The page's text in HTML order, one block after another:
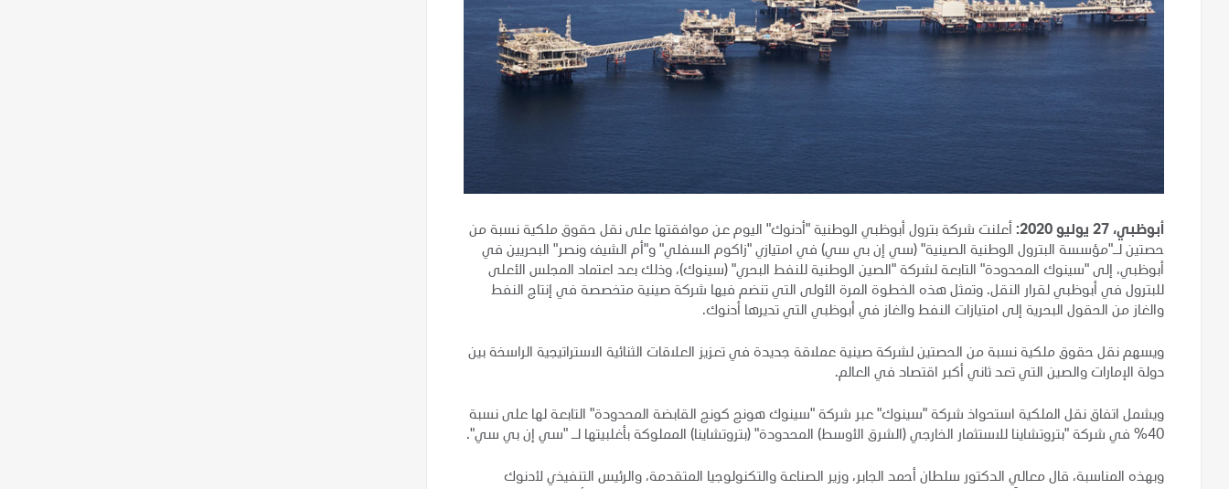
أبوظبي، 27 يوليو 2020:
أعلنت شركة بترول أبوظبي الوطنية "أدنوك" اليوم عن موافقتها على نقل حقوق ملكية نسبة من
حصتين لـ"مؤسسة البترول الوطنية الصينية" (سي إن بي سي) في امتيازي "زاكوم السفلي" و"أم الشيف ونصر" البحريين في
أبوظبي، إلى "سينوك المحدودة" التابعة لشركة "الصين الوطنية للنفط البحري" (سينوك)، وذلك بعد اعتماد المجلس الأعلى
للبترول في أبوظبي لقرار النقل. وتمثل هذه الخطوة المرة الأولى التي تنضم فيها شركة صينية متخصصة في إنتاج النفط
والغاز من الحقول البحرية إلى امتيازات النفط والغاز في أبوظبي التي تديرها أدنوك.
ويسهم نقل حقوق ملكية نسبة من الحصتين لشركة صينية عملاقة جديدة في تعزيز العلاقات الثنائية الاستراتيجية الراسخة بين
دولة الإمارات والصين التي تعد ثاني أكبر اقتصاد في العالم.
ويشمل اتفاق نقل الملكية استحواذ شركة "سينوك" عبر شركة "سينوك هونج كونج القابضة المحدودة" التابعة لها على نسبة
40% في شركة "بتروتشاينا للاستثمار الخارجي (الشرق الأوسط) المحدودة" (بتروتشاينا) المملوكة بأغلبيتها لـ "سي إن بي سي".
وبهذه المناسبة، قال معالي الدكتور سلطان أحمد الجابر، وزير الصناعة والتكنولوجيا المتقدمة، والرئيس التنفيذي لأدنوك